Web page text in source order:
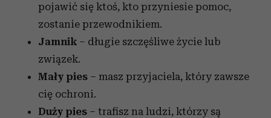
pojawić się ktoś, kto przyniesie pomoc,
zostanie przewodnikiem.
Jamnik – długie szczęśliwe życie lub
związek.
Mały pies – masz przyjaciela, który zawsze
cię ochroni.
Duży pies – trafisz na ludzi, którzy są